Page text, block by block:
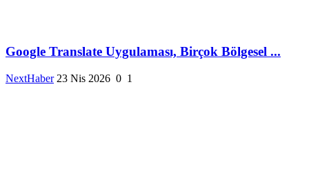
Google Translate Uygulaması, Birçok Bölgesel ...
NextHaber 23 Nis 2026 0 1